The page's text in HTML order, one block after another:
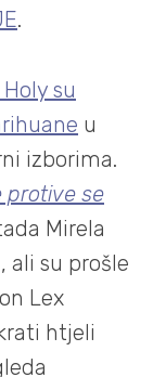
.
su
u
izborima.
protive se
Mirela
ali su prošle
Lex
htjeli